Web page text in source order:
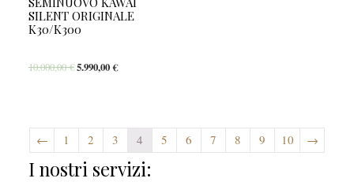
SILENT ORIGINALE
K30/K300
10.000,00€5.990,00€
← 1 2 3 4 5 6 7 8 9 10 →
I nostri servizi: